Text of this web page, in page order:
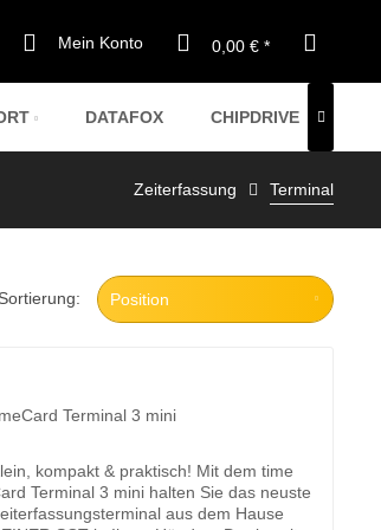
Mein Konto 0,00 € *
DATAFOX CHIPDRIVE
@ CLOUD
JAHRESLIZENZEN
@ CLOUD

Zeiterfassung Terminal
Sortierung:
Terminal 3 mini
kompakt & praktisch! Mit dem time
Terminal 3 mini halten Sie das neuste
aus dem Hause